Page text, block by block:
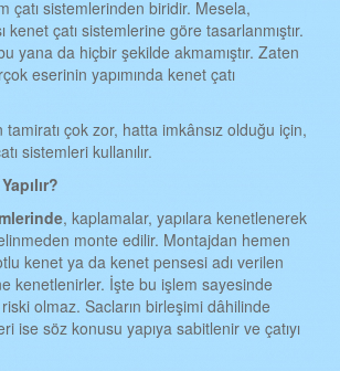
ÇATI
ÇATI
çatı sistemlerinden biridir. Mesela,
kenet çatı sistemlerine göre tasarlanmıştır.
yana da hiçbir şekilde akmamıştır. Zaten
eserinin yapımında kenet çatı
çok zor, hatta imkânsız olduğu için,
sistemleri kullanılır.
, kaplamalar, yapılara kenetlenerek
monte edilir. Montajdan hemen
kenet ya da kenet pensesi adı verilen
kenetlenirler. İşte bu işlem sayesinde
riski olmaz. Sacların birleşimi dâhilinde
ise söz konusu yapıya sabitlenir ve çatıyı